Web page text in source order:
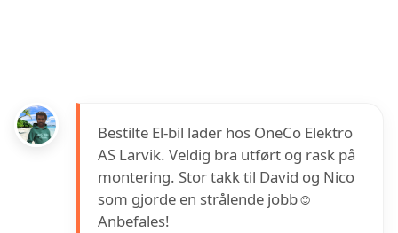
Bestilte El-bil lader hos OneCo Elektro
AS Larvik. Veldig bra utført og rask på
montering. Stor takk til David og Nico
som gjorde en strålende jobb☺️
Anbefales!